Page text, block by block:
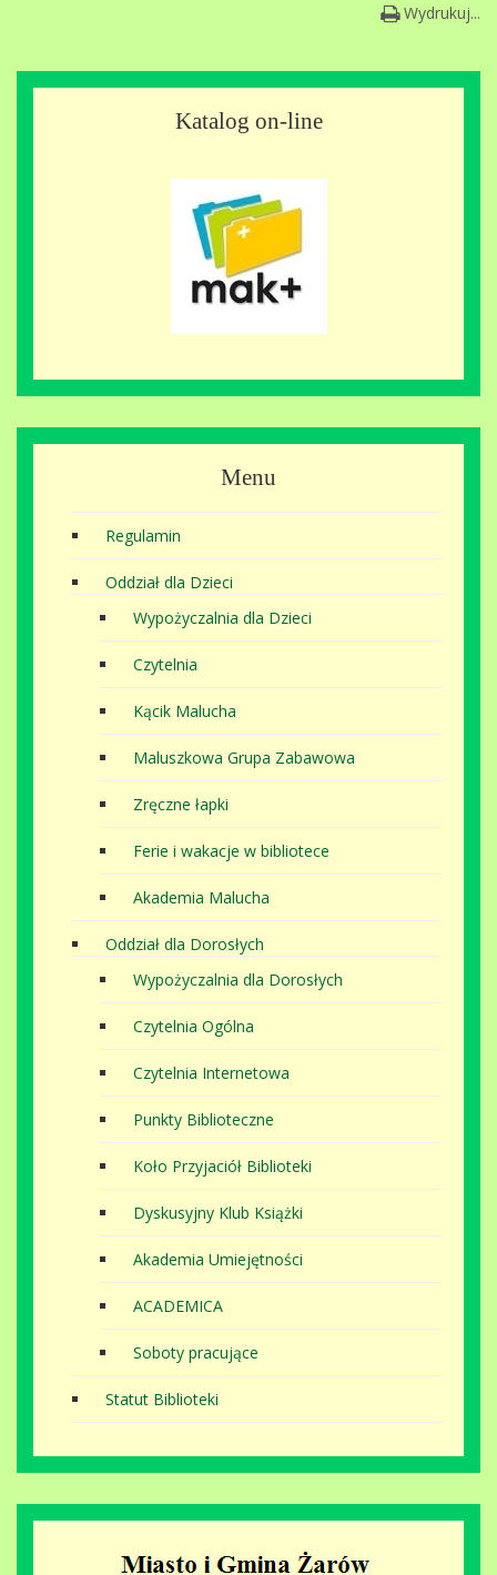
Wydrukuj...
Katalog on-line
Menu
Regulamin
Oddział dla Dzieci
Wypożyczalnia dla Dzieci
Czytelnia
Kącik Malucha
Maluszkowa Grupa Zabawowa
Zręczne łapki
Ferie i wakacje w bibliotece
Akademia Malucha
Oddział dla Dorosłych
Wypożyczalnia dla Dorosłych
Czytelnia Ogólna
Czytelnia Internetowa
Punkty Biblioteczne
Koło Przyjaciół Biblioteki
Dyskusyjny Klub Książki
Akademia Umiejętności
ACADEMICA
Soboty pracujące
Statut Biblioteki